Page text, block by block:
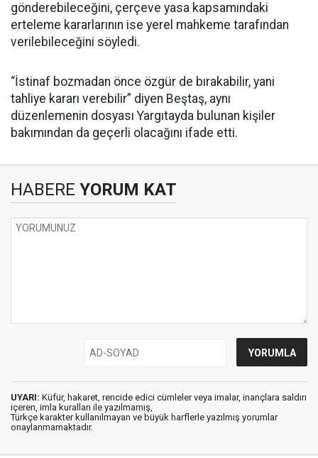
gönderebileceğini, çerçeve yasa kapsamındaki
erteleme kararlarının ise yerel mahkeme tarafından
verilebileceğini söyledi.
“İstinaf bozmadan önce özgür de bırakabilir, yani
tahliye kararı verebilir” diyen Beştaş, aynı
düzenlemenin dosyası Yargıtayda bulunan kişiler
bakımından da geçerli olacağını ifade etti.
HABERE YORUM KAT
UYARI: Küfür, hakaret, rencide edici cümleler veya imalar, inançlara saldırı
içeren, imla kuralları ile yazılmamış,
Türkçe karakter kullanılmayan ve büyük harflerle yazılmış yorumlar
onaylanmamaktadır.